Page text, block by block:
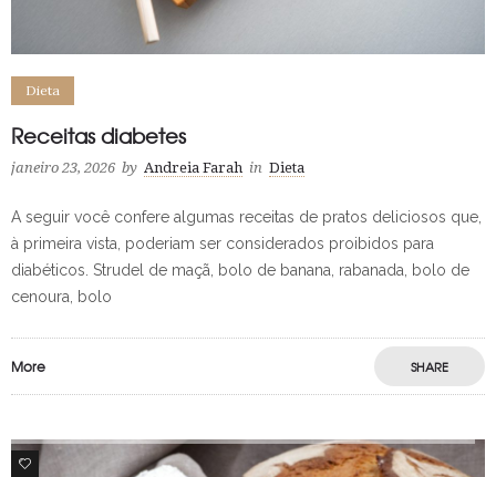
Dieta
Receitas diabetes
janeiro 23, 2026 by Andreia Farah in Dieta
A seguir você confere algumas receitas de pratos deliciosos que,
à primeira vista, poderiam ser considerados proibidos para
diabéticos. Strudel de maçã, bolo de banana, rabanada, bolo de
cenoura, bolo
More SHARE
105